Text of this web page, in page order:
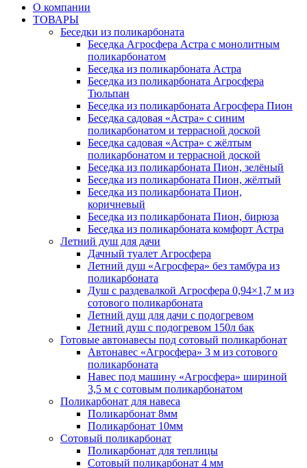
О компании
ТОВАРЫ
Беседки из поликарбоната
Беседка Агросфера Астра с монолитным
поликарбонатом
Беседка из поликарбоната Астра
Беседка из поликарбоната Агросфера
Тюльпан
Беседка из поликарбоната Агросфера Пион
Беседка садовая «Астра» с синим
поликарбонатом и террасной доской
Беседка садовая «Астра» с жёлтым
поликарбонатом и террасной доской
Беседка из поликарбоната Пион, зелёный
Беседка из поликарбоната Пион, жёлтый
Беседка из поликарбоната Пион,
коричневый
Беседка из поликарбоната Пион, бирюза
Беседка из поликарбоната комфорт Астра
Летний душ для дачи
Дачный туалет Агросфера
Летний душ «Агросфера» без тамбура из
поликарбоната
Душ с раздевалкой Агросфера 0,94×1,7 м из
сотового поликарбоната
Летний душ для дачи с подогревом
Летний душ с подогревом 150л бак
Готовые автонавесы под сотовый поликарбонат
Автонавес «Агросфера» 3 м из сотового
поликарбоната
Навес под машину «Агросфера» шириной
3,5 м с сотовым поликарбонатом
Поликарбонат для навеса
Поликарбонат 8мм
Поликарбонат 10мм
Сотовый поликарбонат
Поликарбонат для теплицы
Сотовый поликарбонат 4 мм